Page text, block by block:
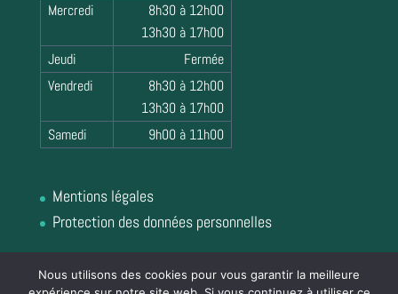
Mercredi
8h30 à 12h00
13h30 à 17h00
Jeudi
Fermée
Vendredi
8h30 à 12h00
13h30 à 17h00
Samedi
9h00 à 11h00
Mentions légales
Protection des données personnelles
Nous utilisons des cookies pour vous garantir la meilleure